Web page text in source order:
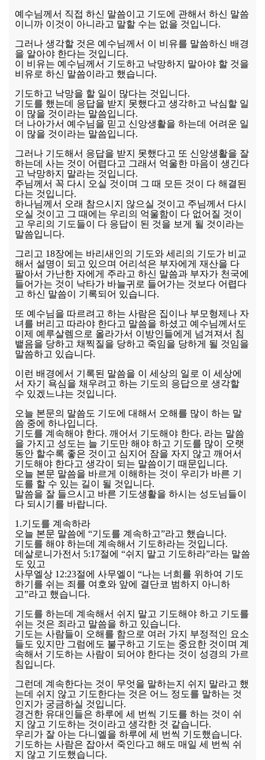
예수님께서 직접 하신 말씀이고 기도에 관해서 하신 말씀
이니까 이것이 아니라고 말할 수는 없을 것입니다.
그러나 생각할 것은 예수님께서 이 비유를 말씀하신 배경
을 알아야 한다는 것입니다.
이 비유는 예수님께서 기도하고 낙망하지 말아야 할 것을
비유로 하신 말씀이라고 했습니다.
기도하고 낙망을 할 일이 많다는 것입니다.
기도를 했는데 응답을 받지 못했다고 생각하고 낙심할 일
이 많을 것이라는 말씀입니다.
더 나아가서 예수님을 믿고 신앙생활을 하는데 어려운 일
이 많을 것이라는 말씀입니다.
그러나 기도해서 응답을 받지 못했다고 또 신앙생활을 잘
하는데 사는 것이 어렵다고 그래서 억울한 마음이 생긴다
고 낙망하지 말라는 것입니다.
주님께서 꼭 다시 오실 것이며 그 때 모든 것이 다 해결된
다는 것입니다.
하나님께서 오래 참으시지 않으실 것이고 주님께서 다시
오실 것이고 그 때에는 우리의 억울함이 다 없어질 것이
고 우리의 기도들이 다 응답이 된 것을 보게 될 것이라는
말씀입니다.
그리고 18장에는 바리새인의 기도와 세리의 기도가 비교
해서 설명이 되고 있으며 어리석은 부자에게 재산을 다
팔아서 가난한 자에게 주라고 하신 말씀과 부자가 천국에
들어가는 것이 낙타가 바늘귀로 들어가는 것보다 어렵다
고 하신 말씀이 기록되어 있습니다.
또 예수님을 따르려고 하는 사람은 집이나 부모형제나 자
녀를 버리고 따라야 한다고 말씀을 하셨고 예수님께서도
이제 예루살렘으로 올라가서 이방인들에게 넘겨져서 침
뱉음을 당하고 채찍질을 당하고 죽임을 당하게 될 것임을
말씀하고 있습니다.
이런 배경에서 기록된 말씀을 이 세상의 일로 이 세상에
서 자기 욕심을 채우려고 하는 기도의 응답으로 생각할
수 있겠느냐는 것입니다.
오늘 본문의 말씀도 기도에 대해서 오해를 많이 하는 말
씀 중에 하나입니다.
기도를 계속해야 한다. 깨어서 기도해야 한다. 라는 말씀
을 가지고 성도는 늘 기도만 해야 하고 기도를 많이 오랫
동안 할수록 좋은 것이고 심지어 잠을 자지 않고 깨어서
기도해야 한다고 생각이 되는 말씀이기 때문입니다.
오늘 본문 말씀을 바르게 이해하는 것이 우리가 바른 기
도를 할 수 있는 길이 될 것입니다.
말씀을 잘 들으시고 바른 기도생활을 하시는 성도님들이
다 되시기를 바랍니다.
1.기도를 계속하라
오늘 본문 말씀에 “기도를 계속하고”라고 했습니다.
기도를 해야 하는데 계속해서 기도하라는 것입니다.
데살로니가전서 5:17절에 “쉬지 말고 기도하라”라는 말씀
도 있고
사무엘상 12:23절에 사무엘이 “나는 너희를 위하여 기도
하기를 쉬는 죄를 여호와 앞에 결단코 범하지 아니하
고”라고 했습니다.
기도를 하는데 계속해서 쉬지 말고 기도해야 하고 기도를
쉬는 것은 죄라고 말씀을 하고 있습니다.
기도는 사람들이 오해를 함으로 여러 가지 부정적인 요소
들도 있지만 그럼에도 불구하고 기도는 중요한 것이며 계
속해서 기도하는 사람이 되어야 한다는 것이 성경의 가르
침입니다.
그런데 계속한다는 것이 무엇을 말하는지 쉬지 말라고 했
는데 쉬지 않고 기도한다는 것은 어느 정도를 말하는 것
인지가 궁금하실 것입니다.
경건한 유대인들은 하루에 세 번씩 기도를 하는 것이 쉬
지 않고 기도하는 것이라고 생각한 것 같습니다.
우리가 잘 아는 다니엘을 하루에 세 번씩 기도했습니다.
기도하는 사람은 잡아서 죽인다고 해도 매일 세 번씩 쉬
지 않고 기도했습니다.